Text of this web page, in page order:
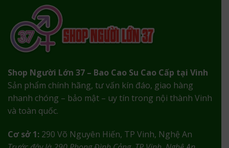
Shop Người Lớn 37 – Bao Cao Su Cao Cấp tại Vinh
Sản phẩm chính hãng, tư vấn kín đáo, giao hàng
nhanh chóng – bảo mật – uy tín trong nội thành Vinh
và toàn quốc.
Cơ sở 1: 290 Võ Nguyên Hiến, TP Vinh, Nghệ An